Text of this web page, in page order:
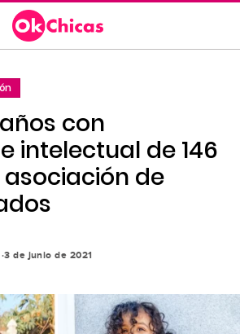
con
intelectual de 146
de
3 de junio de 2021